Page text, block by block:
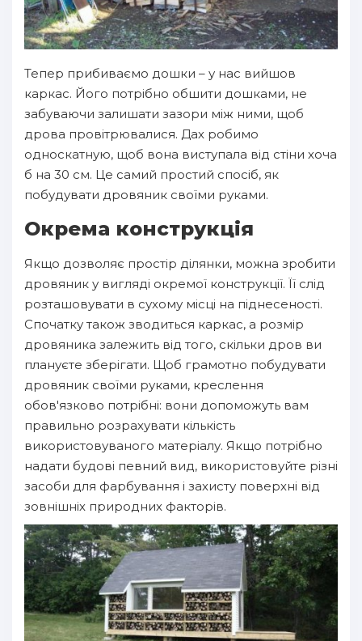
Тепер прибиваємо дошки – у нас вийшов
каркас. Його потрібно обшити дошками, не
забуваючи залишати зазори між ними, щоб
дрова провітрювалися. Дах робимо
односкатную, щоб вона виступала від стіни хоча
б на 30 см. Це самий простий спосіб, як
побудувати дровяник своїми руками.
Окрема конструкція
Якщо дозволяє простір ділянки, можна зробити
дровяник у вигляді окремої конструкції. Її слід
розташовувати в сухому місці на піднесеності.
Спочатку також зводиться каркас, а розмір
дровяника залежить від того, скільки дров ви
плануєте зберігати. Щоб грамотно побудувати
дровяник своїми руками, креслення
обов'язково потрібні: вони допоможуть вам
правильно розрахувати кількість
використовуваного матеріалу. Якщо потрібно
надати будові певний вид, використовуйте різні
засоби для фарбування і захисту поверхні від
зовнішніх природних факторів.